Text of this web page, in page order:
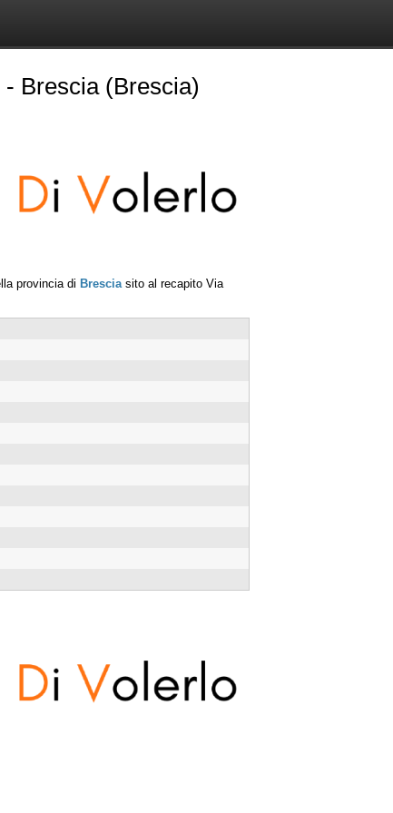
- Brescia (Brescia)
provincia di Brescia sito al recapito Via